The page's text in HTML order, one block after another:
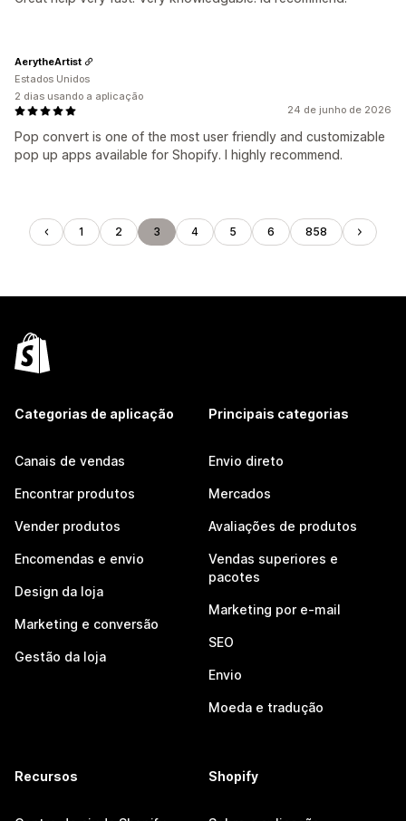
24 de junho de 2026
Pop convert is one of the most user friendly and customizable
pop up apps available for Shopify. I highly recommend.
AerytheArtist
Estados Unidos
2 dias usando a aplicação
1 2 3 4 5 6 858
Categorias de aplicação
Canais de vendas
Encontrar produtos
Vender produtos
Encomendas e envio
Design da loja
Marketing e conversão
Gestão da loja
Principais categorias
Envio direto
Mercados
Avaliações de produtos
Vendas superiores e
pacotes
Marketing por e-mail
SEO
Envio
Moeda e tradução
Recursos Shopify